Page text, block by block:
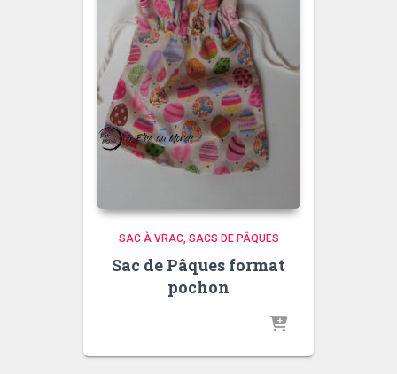
SAC À VRAC SACS DE PÂQUES
Sac de Pâques format
pochon